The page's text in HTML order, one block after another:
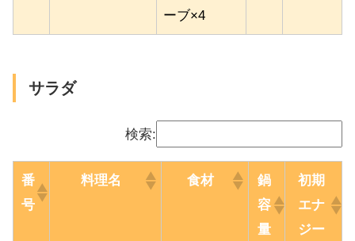
ーブ×4
サラダ
検索:
番
号
料理名 食材
鍋
容
量
初期
エナ
ジー